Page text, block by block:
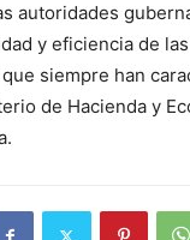
autoridades
y eficiencia de
siempre han
de Hacienda y